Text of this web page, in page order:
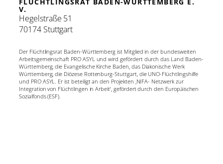
V.
Hegelstraße 51
70174 Stuttgart
Der Flüchtlingsrat Baden-Württemberg ist Mitglied in der bundesweiten
Arbeitsgemeinschaft PRO ASYL und wird gefördert durch das Land Baden-
Württemberg, die Evangelische Kirche Baden, das Diakonische Werk
Württemberg, die Diözese Rottenburg-Stuttgart, die UNO-Flüchtlingshilfe
und PRO ASYL. Er ist beteiligt an den Projekten ‚NIFA- Netzwerk zur
Integration von Flüchtlingen in Arbeit‘, gefördert durch den Europäischen
Sozialfonds (ESF).